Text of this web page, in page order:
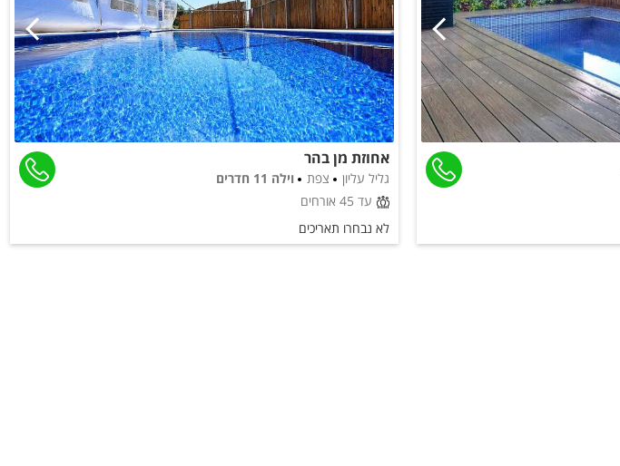
אחוזת מן בהר
גליל עליון צפת
וילה 11 חדרים
עד 45 אורחים
לא נבחרו תאריכים